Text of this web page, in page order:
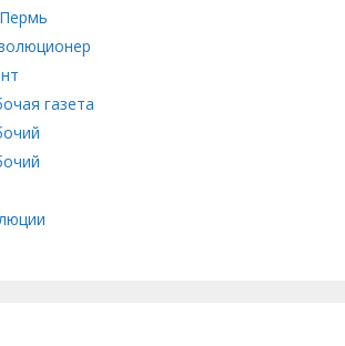
газета